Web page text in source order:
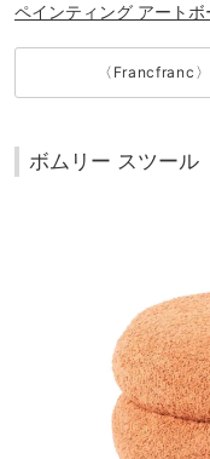
ペインティング アート
〈Francfranc
ボムリー スツール